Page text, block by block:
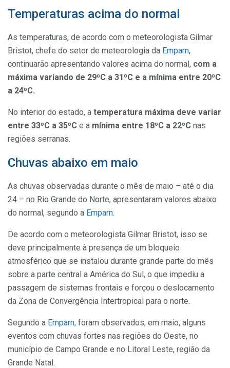
Temperaturas acima do normal
As temperaturas, de acordo com o meteorologista Gilmar
Bristot, chefe do setor de meteorologia da Emparn,
continuarão apresentando valores acima do normal, com a
máxima variando de 29ºC a 31ºC e a mínima entre 20ºC
a 24ºC.
No interior do estado, a temperatura máxima deve variar
entre 33ºC a 35ºC e a mínima entre 18ºC a 22ºC nas
regiões serranas.
Chuvas abaixo em maio
As chuvas observadas durante o mês de maio – até o dia
24 – no Rio Grande do Norte, apresentaram valores abaixo
do normal, segundo a Emparn.
De acordo com o meteorologista Gilmar Bristot, isso se
deve principalmente à presença de um bloqueio
atmosférico que se instalou durante grande parte do mês
sobre a parte central a América do Sul, o que impediu a
passagem de sistemas frontais e forçou o deslocamento
da Zona de Convergência Intertropical para o norte.
Segundo a Emparn, foram observados, em maio, alguns
eventos com chuvas fortes nas regiões do Oeste, no
município de Campo Grande e no Litoral Leste, região da
Grande Natal.